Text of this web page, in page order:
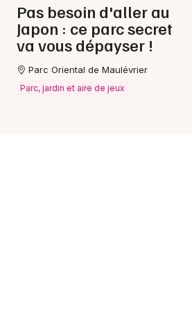
Pas besoin d'aller au
Japon : ce parc secret
va vous dépayser !
Parc Oriental de Maulévrier
Parc, jardin et aire de jeux